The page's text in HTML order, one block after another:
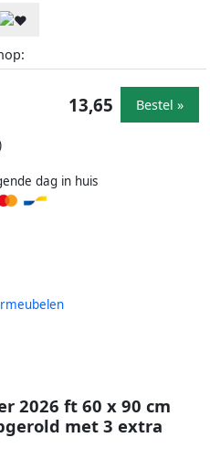
dag in huis
13,65 Bestel »
2026 ft 60 x 90 cm
met 3 extra